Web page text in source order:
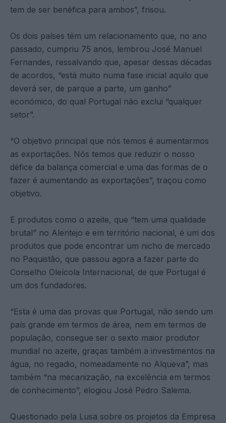
tem de ser benéfica para ambos”, frisou.
Os dois países têm um relacionamento que, no ano
passado, cumpriu 75 anos, lembrou José Manuel
Fernandes, ressalvando que, apesar dessas décadas
de acordos, “está muito numa fase inicial aquilo que
deverá ser, de parque a parte, um ganho”
económico, do qual Portugal não exclui “qualquer
setor”.
“O objetivo principal que nós temos é aumentarmos
as exportações. Nós temos que reduzir o nosso
défice da balança comercial e uma das formas de o
fazer é aumentando as exportações”, traçou como
objetivo.
E produtos como o azeite, que “tem uma qualidade
brutal” no Alentejo e em território nacional, é um dos
produtos que pode encontrar um nicho de mercado
no Paquistão, que passou agora a fazer parte do
Conselho Oleícola Internacional, de que Portugal é
um dos fundadores.
“Esta é uma das provas que Portugal, não sendo um
país grande em termos de área, nem em termos de
população, consegue ser o sexto maior produtor
mundial no azeite, graças também a investimentos na
água, no regadio, nomeadamente no Alqueva”, mas
também “na mecanização, na excelência em termos
de conhecimento”, elogiou José Pedro Salema.
Questionado pela Lusa sobre os projetos da Empresa